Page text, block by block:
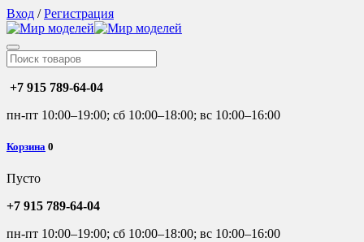
Вход /Регистрация
+7 915 789-64-04
пн-пт 10:00–19:00; сб 10:00–18:00; вс 10:00–16:00
Корзина 0
Пусто
+7 915 789-64-04
пн-пт 10:00–19:00; сб 10:00–18:00; вс 10:00–16:00